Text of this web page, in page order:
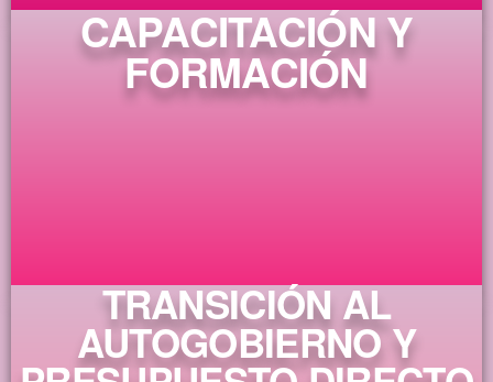
CAPACITACIÓN Y
FORMACIÓN
TRANSICIÓN AL
AUTOGOBIERNO Y